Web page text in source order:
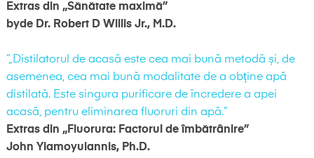
Extras din „Sănătate maximă”
byde Dr. Robert D Willis Jr., M.D.
“„Distilatorul de acasă este cea mai bună metodă și, de
asemenea, cea mai bună modalitate de a obține apă
distilată. Este singura purificare de încredere a apei
acasă, pentru eliminarea fluoruri din apă.”
Extras din „Fluorura: Factorul de îmbătrânire”
John Yiamoyuiannis, Ph.D.